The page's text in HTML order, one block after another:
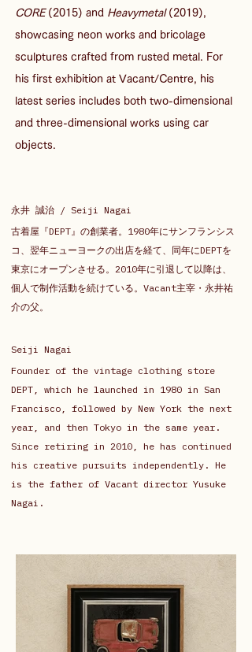
CORE (2015) and Heavymetal (2019),
showcasing neon works and bricolage
sculptures crafted from rusted metal. For
his first exhibition at Vacant/Centre, his
latest series includes both two-dimensional
and three-dimensional works using car
objects.
永井 誠治 / Seiji Nagai
古着屋『DEPT』の創業者。1980年にサンフランシス
コ、翌年ニューヨークの出店を経て、同年にDEPTを
東京にオープンさせる。2010年に引退して以降は、
個人で制作活動を続けている。Vacant主宰・永井祐
介の父。
Seiji Nagai
Founder of the vintage clothing store
DEPT, which he launched in 1980 in San
Francisco, followed by New York the next
year, and then Tokyo in the same year.
Since retiring in 2010, he has continued
his creative pursuits independently. He
is the father of Vacant director Yusuke
Nagai.